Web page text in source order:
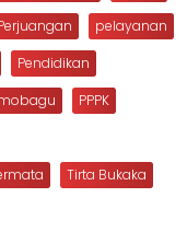
pelayanan
Pendidikan
PPPK
Tirta Bukaka